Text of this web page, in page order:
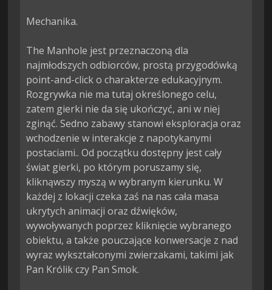
Mechanika.
The Manhole jest przeznaczoną dla
najmłodszych odbiorców, prostą przygodówką
point-and-click o charakterze edukacyjnym.
Rozgrywka nie ma tutaj określonego celu,
zatem gierki nie da się ukończyć, ani w niej
zginąć. Sedno zabawy stanowi eksploracja oraz
wchodzenie w interakcje z napotykanymi
postaciami.. Od początku dostępny jest cały
świat gierki, po którym poruszamy się,
kliknąwszy myszą w wybranym kierunku. W
każdej z lokacji czeka zaś na nas cała masa
ukrytych animacji oraz dźwięków,
wywoływanych poprzez kliknięcie wybranego
obiektu, a także pouczające konwersacje z nad
wyraz wykształconymi zwierzakami, takimi jak
Pan Królik czy Pan Smok.